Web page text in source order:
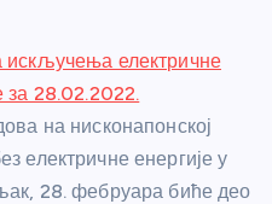
искључења електричне
за 28.02.2022.
на нисконапонској
електричне енергије у
28. фебруара биће део